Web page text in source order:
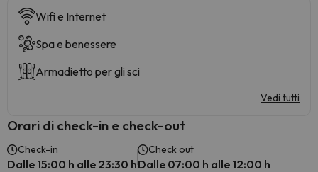
Wifi e Internet
Spa e benessere
Armadietto per gli sci
Vedi tutti
Orari di check-in e check-out
Check-in
Dalle 15:00 h alle 23:30 h
Check out
Dalle 07:00 h alle 12:00 h